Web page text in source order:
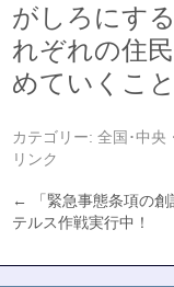
がしろにす
れぞれの住
めていくこ
カテゴリー: 全国･中央
リンク
←
「緊急事態条項の
テルス作戦実行中！